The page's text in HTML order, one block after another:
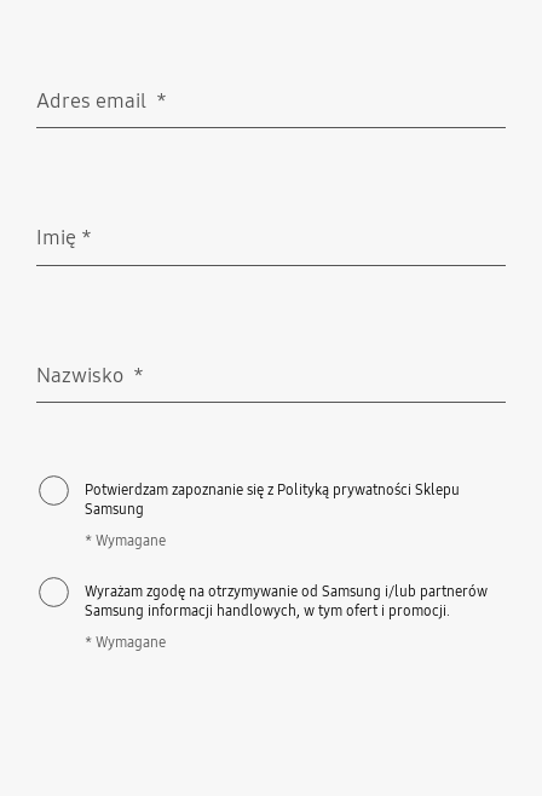
Adres email *
Imię *
Nazwisko *
Potwierdzam zapoznanie się z Polityką prywatności Sklepu
Samsung
* Wymagane
Wyrażam zgodę na otrzymywanie od Samsung i/lub partnerów
Samsung informacji handlowych, w tym ofert i promocji.
* Wymagane